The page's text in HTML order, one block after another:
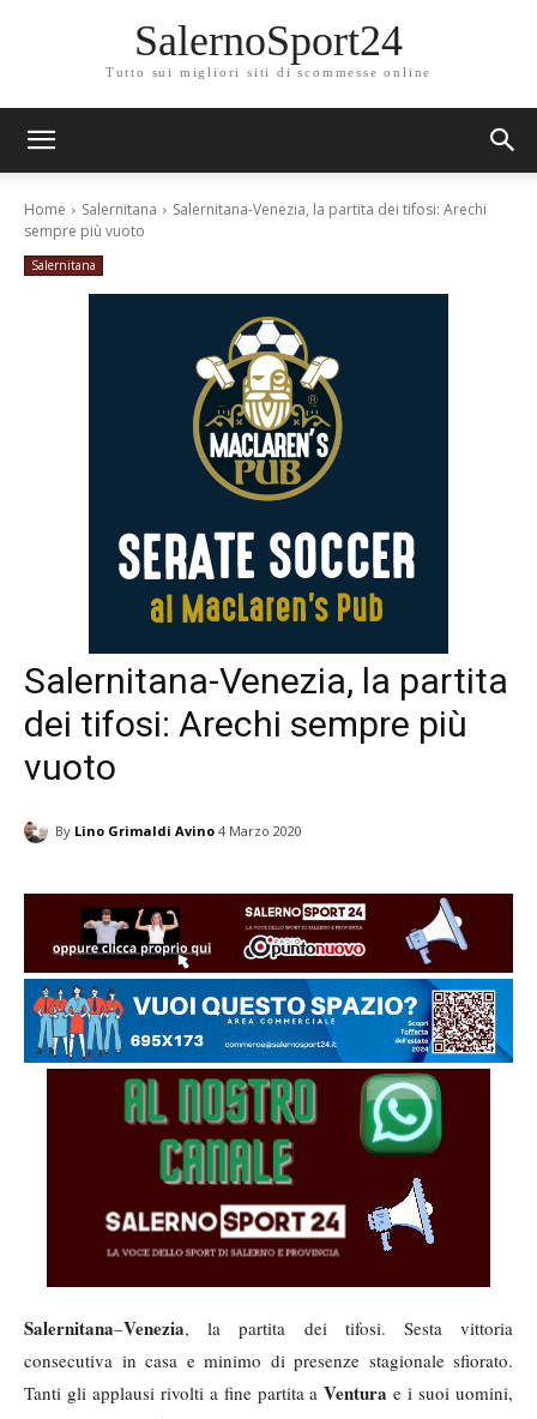
SalernoSport24
Tutto sui migliori siti di scommesse online
Home Salernitana
Salernitana-Venezia, la partita dei tifosi: Arechi
sempre più vuoto
Salernitana
Salernitana-Venezia, la partita
dei tifosi: Arechi sempre più
vuoto
By Lino Grimaldi Avino 4 Marzo 2020
Salernitana–Venezia, la partita dei tifosi. Sesta vittoria
consecutiva in casa e minimo di presenze stagionale sfiorato.
Tanti gli applausi rivolti a fine partita a Ventura e i suoi uomini,